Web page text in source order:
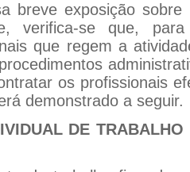
exposição sobre a
verifica-se que,
que regem a
os profissionais
demonstrado a seguir.
DE TRABALHO